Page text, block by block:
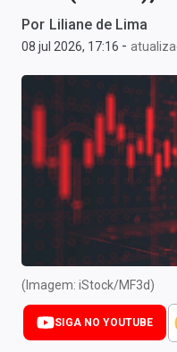
Últimas Notícias
Cotações
Comprar ou vender?
Carteiras Recomendadas
Central de Dividendos
Central de Fundos
Central dos IPOs
Por Liliane de Lima
08 jul 2026, 17:16 -
(Imagem: iStock/MF3d)
SIGA NO YOUTUBE